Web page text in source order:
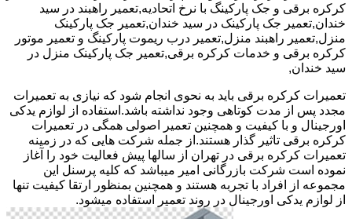
کرکره برقی و جک پارکینگ با نرخ اتحادیه,تعمیر راهبند در سید
خندان,تعمیر جک پارکینک در سید خندان,تعمیر جک پارکینک
منزل,تعمیر راهبند منزل,تعمیر درب ریموت پارکینگ و تعمیر موتور
کرکره برقی و خدمات کرکره برقی,تعمیر جک پارکینک منزل در
سید خندان,
تعمیرات کرکره برقی باید به نحوی انجام شود که نیازی به تعمیرات
مجدد پس از مدت کوتاهی وجود نداشته باشد.استفاده از لوازم یدکی
اورجینال و با کیفیت و همچنین تعمیر اصولی همگی در تعمیرات
کرکره برقی تاثیر گذار هستند.از جمله شرکت هایی که در زمینه
تعمیرات کرکره برقی در تهران از سالها پیش فعالیت خود را آغاز
نموده است شرکت بازرگانی امیر میباشد که کلیه پرسنل این
مجموعه از افراد با تجربه هستند و همچنین بمنظور ارتقا کیفیت تنها
از لوازم یدکی اورجینال در روند تعمیر استفاده میشود.